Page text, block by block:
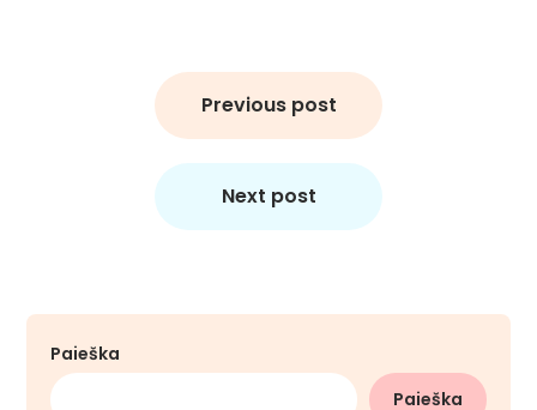
Previous post
Next post
Paieška
Paieška